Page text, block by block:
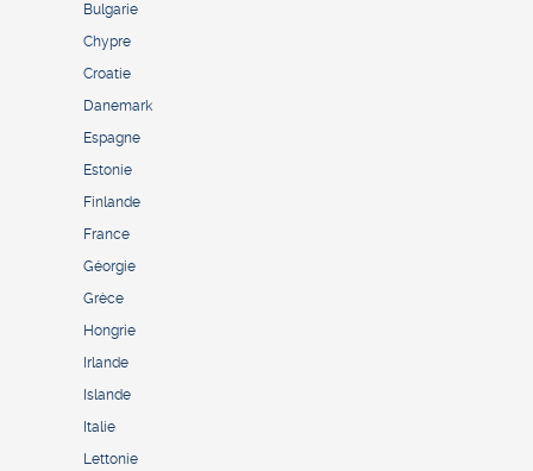
Bulgarie
Chypre
Croatie
Danemark
Espagne
Estonie
Finlande
France
Géorgie
Grèce
Hongrie
Irlande
Islande
Italie
Lettonie